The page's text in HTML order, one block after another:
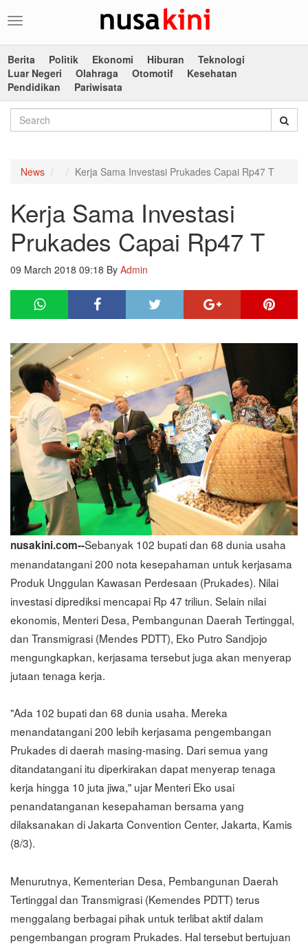
Toggle
Berita
Politik Ekonomi Hiburan
Teknologi
Luar Negeri
Olahraga Otomotif
Kesehatan
Pendidikan
Pariwisata
News Kerja Sama Investasi Prukades Capai Rp47 T
Kerja Sama Investasi
Prukades Capai Rp47 T
09 March 2018 09:18 By Admin
nusakini.com--Sebanyak 102 bupati dan 68 dunia usaha
menandatangani 200 nota kesepahaman untuk kerjasama
Produk Unggulan Kawasan Perdesaan (Prukades). Nilai
investasi diprediksi mencapai Rp 47 triliun. Selain nilai
ekonomis, Menteri Desa, Pembangunan Daerah Tertinggal,
dan Transmigrasi (Mendes PDTT), Eko Putro Sandjojo
mengungkapkan, kerjasama tersebut juga akan menyerap
jutaan tenaga kerja.
"Ada 102 bupati dan 68 dunia usaha. Mereka
menandatangani 200 lebih kerjasama pengembangan
Prukades di daerah masing-masing. Dari semua yang
ditandatangani itu diperkirakan dapat menyerap tenaga
kerja hingga 10 juta jiwa," ujar Menteri Eko usai
penandatanganan kesepahaman bersama yang
dilaksanakan di Jakarta Convention Center, Jakarta, Kamis
(8/3).
Menurutnya, Kementerian Desa, Pembangunan Daerah
Tertinggal dan Transmigrasi (Kemendes PDTT) terus
menggalang berbagai pihak untuk terlibat aktif dalam
pengembangan program Prukades. Hal tersebut bertujuan